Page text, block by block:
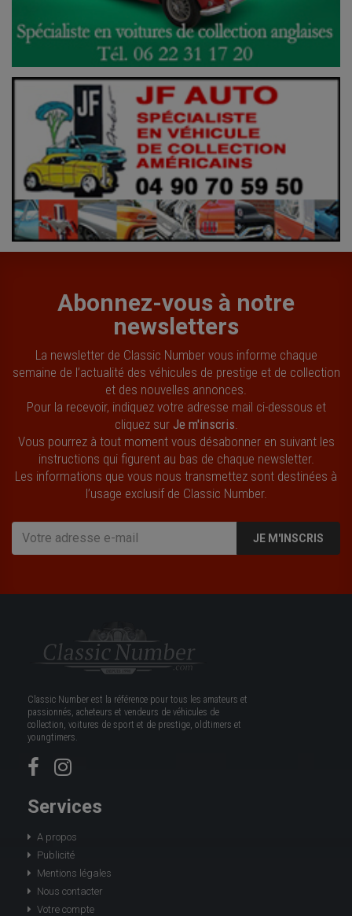
Abonnez-vous à notre
newsletters
La newsletter de Classic Number vous informe chaque
semaine de l’actualité des véhicules de prestige et de collection
et des nouvelles annonces.
Pour la recevoir, indiquez votre adresse mail ci-dessous et
cliquez sur Je m'inscris
Vous pourrez à tout moment vous désabonner en suivant les
instructions qui figurent au bas de chaque newsletter.
Les informations que vous nous transmettez sont destinées à
l’usage exclusif de Classic Number.
JE M'INSCRIS
Classic Number est la référence pour tous les amateurs et
passionnés, acheteurs et vendeurs de véhicules de
collection, voitures de sport et de prestige, oldtimers et
youngtimers.
Services
A propos
Publicité
Mentions légales
Nous contacter
Votre compte